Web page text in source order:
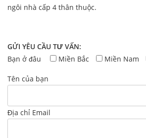
ngôi nhà cấp 4 thân thuộc.
GỬI YÊU CẦU TƯ VẤN:
Bạn ở đâu
Miền Bắc Miền Nam
Tên của bạn
Địa chỉ Email